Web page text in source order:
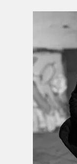
-
2022
2022
Siebdruck'
(04/22 - 07/
2022
(07/22 - 09/
2022
Project,